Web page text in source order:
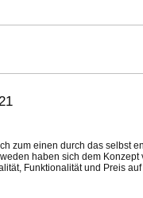
zum einen durch das selbst
haben sich dem
Funktionalität und Preis